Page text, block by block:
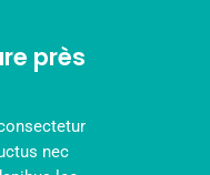
près
nec